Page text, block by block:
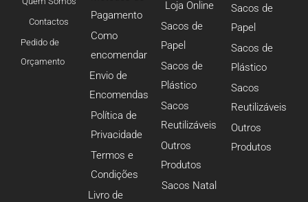
Contactos
Pedido de
Orçamento
Pagamento
Como
encomendar
Envio de
Encomendas
Política de
Privacidade
Termos e
Condições
Livro de
Loja Online
Sacos de
Papel
Sacos de
Plástico
Sacos
Reutilizáveis
Outros
Produtos
Sacos Natal
Sacos de
Papel
Sacos de
Plástico
Sacos
Reutilizáveis
Outros
Produtos